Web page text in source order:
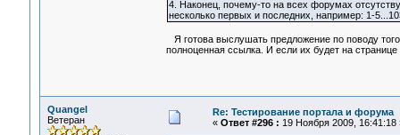
4. Наконец, почему-то на всех форумах
несколько первых и последних, например: 1-
Я готова выслушать предложение по поводу
полноценная ссылка. И если их будет на
Quangel
Ветеран
Re: Тестирование портала и форума
« Ответ #296 : 19 Ноября 2009, 16:41:18